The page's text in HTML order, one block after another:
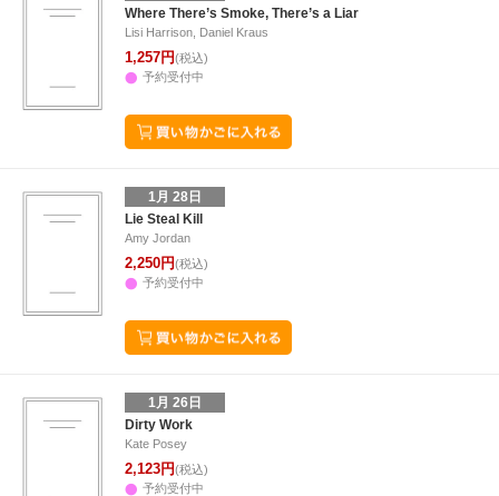
Where There’s Smoke, There’s a Liar
Lisi Harrison, Daniel Kraus
1,257円(税込)
予約受付中
1月 28日
Lie Steal Kill
Amy Jordan
2,250円(税込)
予約受付中
1月 26日
Dirty Work
Kate Posey
2,123円(税込)
予約受付中